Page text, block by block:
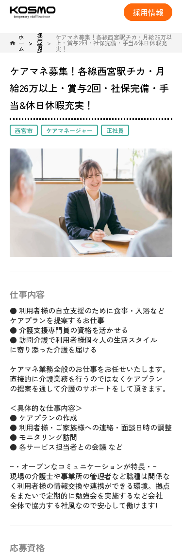
採用情報
ホ
ー
ム
採
用
情
報
ケアマネ募集！各線西宮駅チカ・月給26万以
上・賞与2回・社保完備・手当&休日休暇充
実！
ケアマネ募集！各線西宮駅チカ・月
給26万以上・賞与2回・社保完備・手
当&休日休暇充実！
西宮市 ケアマネージャー 正社員
仕事内容
● 利用者様の自立支援のために食事・入浴など
ケアプランを提案するお仕事
● 介護支援専門員の資格を活かせる
● 訪問介護で利用者様個々人の生活スタイル
に寄り添った介護を届ける
ケアマネ業務全般のお仕事をお任せいたします。
直接的に介護業務を行うのではなくケアプラン
の提案を通して介護のサポートをして頂きます。
＜具体的な仕事内容＞
● ケアプランの作成
● 利用者様・ご家族様への連絡・面談日時の調整
● モニタリング訪問
● 各サービス担当者との会議 など
~・オープンなコミュニケーションが特長・~
現場の介護士や事業所の管理者など職種は関係な
く利用者様の情報交換や連携ができる環境。拠点
をまたいで定期的に勉強会を実施するなど会社
全体で協力する社風なので安心して働けます!
応募資格